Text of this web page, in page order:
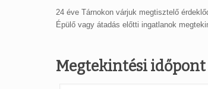
24 éve Tárnokon várjuk megtisztelő
Épülő vagy átadás előtti ingatlanok
Megtekintési időpont